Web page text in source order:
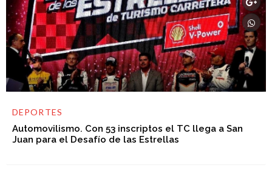
DEPORTES
Automovilismo. Con 53 inscriptos el TC llega a San
Juan para el Desafío de las Estrellas